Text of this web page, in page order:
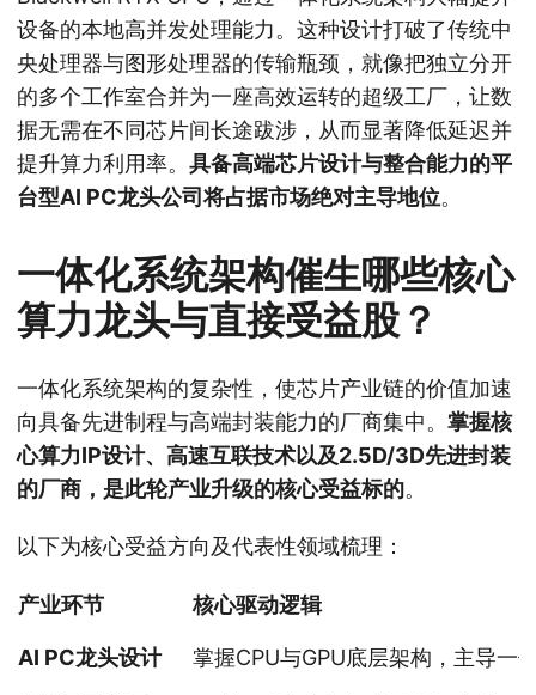
设备的本地高并发处理能力。这种设计打破了传统中
央处理器与图形处理器的传输瓶颈，就像把独立分开
的多个工作室合并为一座高效运转的超级工厂，让数
据无需在不同芯片间长途跋涉，从而显著降低延迟并
提升算力利用率。 具备高端芯片设计与整合能力的平
台型AI PC龙头公司将占据市场绝对主导地位。
一体化系统架构催生哪些核心
算力龙头与直接受益股？
一体化系统架构的复杂性，使芯片产业链的价值加速
向具备先进制程与高端封装能力的厂商集中。 掌握核
心算力IP设计、高速互联技术以及2.5D/3D先进封装
的厂商，是此轮产业升级的核心受益标的。
以下为核心受益方向及代表性领域梳理：
产业环节 核心驱动逻辑
AI PC龙头设计 掌握CPU与GPU底层架构，主导一